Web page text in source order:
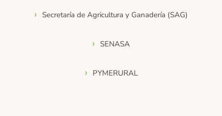
Secretaría de Agricultura y Ganadería (SAG)
SENASA
PYMERURAL